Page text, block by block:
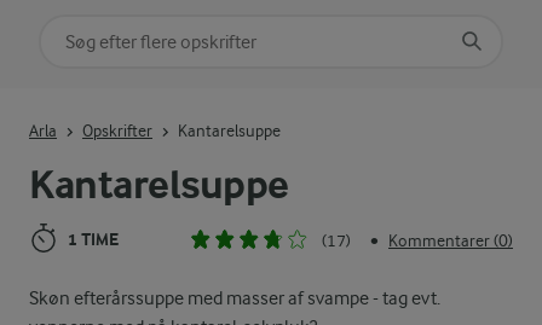
Kantarelsuppe
1 TIME (17) • Kommentarer (0)
Skøn efterårssuppe med masser af svampe - tag evt.
Arla Opskrifter Kantarelsuppe
Søg på kategori